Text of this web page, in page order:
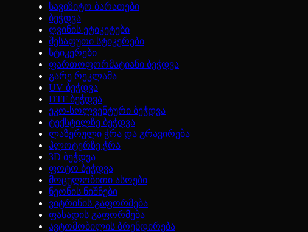
სავიზიტო ბარათები
ბეჭდვა
ღვინის ეტიკეტები
შესაფუთი სტიკერები
სტიკერები
ფართოფორმატიანი ბეჭდვა
გარე რეკლამა
UV ბეჭდვა
DTF ბეჭდვა
ეკო-სოლვენტური ბეჭდვა
ტექსტილზე ბეჭდვა
ლაზერული ჭრა და გრავირება
პლოტერზე ჭრა
3D ბეჭდვა
ფოტო ბეჭდვა
მოცულობითი ასოები
ნეონის ნიშნები
ვიტრინის გაფორმება
ფასადის გაფორმება
ავტომობილის ბრენდირება